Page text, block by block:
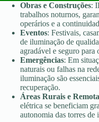
Obras e Construções:
trabalhos noturnos,
operários e a
Eventos: Festivais,
de iluminação de
agradável e seguro para
Emergências: Em
naturais ou falhas na
iluminação são
recuperação.
Áreas Rurais e
elétrica se beneficiam
autonomia das torres de